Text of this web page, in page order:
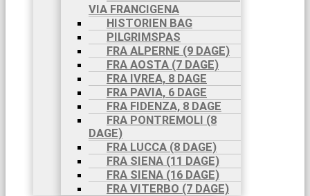
VIA FRANCIGENA
HISTORIEN BAG
PILGRIMSPAS
FRA ALPERNE (9 DAGE)
FRA AOSTA (7 DAGE)
FRA IVREA, 8 DAGE
FRA PAVIA, 6 DAGE
FRA FIDENZA, 8 DAGE
FRA PONTREMOLI (8
DAGE)
FRA LUCCA (8 DAGE)
FRA SIENA (11 DAGE)
FRA SIENA (16 DAGE)
FRA VITERBO (7 DAGE)